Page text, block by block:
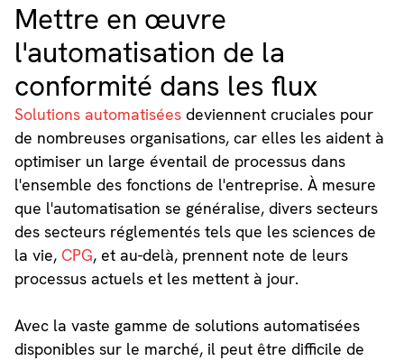
Mettre en œuvre
l'automatisation de la
conformité dans les flux
Solutions automatiséesdeviennent cruciales pour
de nombreuses organisations, car elles les aident à
optimiser un large éventail de processus dans
l'ensemble des fonctions de l'entreprise. À mesure
que l'automatisation se généralise, divers secteurs
des secteurs réglementés tels que les sciences de
la vie, CPG, et au-delà, prennent note de leurs
processus actuels et les mettent à jour.
Avec la vaste gamme de solutions automatisées
disponibles sur le marché, il peut être difficile de